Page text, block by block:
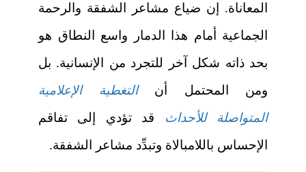
المعاناة. إن ضياع مشاعر الشفقة والرحمة
الجماعية أمام هذا الدمار واسع النطاق هو
بحد ذاته شكل آخر للتجرد من الإنسانية. بل
ومن المحتمل أنالتغطية الإعلامية
المتواصلة للأحداث
قد تؤدي إلى تفاقم
الإحساس باللامبالاة وتبدِّد مشاعر الشفقة.